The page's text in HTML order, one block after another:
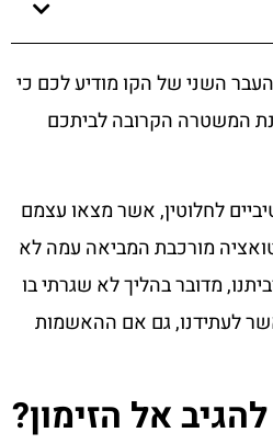
השני של הקו מודיע לכם כי
המשטרה הקרובה לביתכם
לחלוטין, אשר מצאו עצמם
מורכבת המביאה עמה לא
מדובר בהליך לא שגרתי בו
לעתידנו, גם אם ההאשמות
אל הזימון?